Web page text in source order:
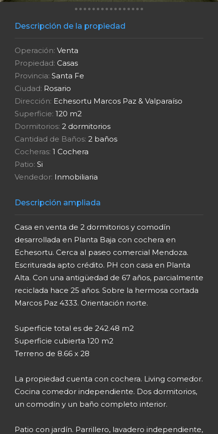
Descripción de la propiedad
Operación: Venta
Propiedad: Casas
Provincia: Santa Fe
Ciudad: Rosario
Dirección: Echesortu Marcos Paz & Valparaíso
Superficie: 120 m2
Dormitorios: 2 dormitorios
Cantidad de Baños: 2 baños
Cocheras: 1 Cochera
Patio: Si
Vendedor: Inmobiliaria
Descripción ampliada
Casa en venta de 2 dormitorios y comodín
desarrollada en Planta Baja con cochera en
Echesortu. Cerca al paseo comercial Mendoza.
Escriturada apto crédito. PH con casa en Planta
Alta. Con una antigüedad de 67 años, parcialmente
reciclada hace 25 años. Sobre la hermosa cortada
Marcos Paz 4333. Orientación norte.
Superficie total es de 242.48 m2
Superficie cubierta 120 m2
Terreno de 8.66 x 28
La propiedad cuenta con cochera. Living comedor.
Cocina comedor independiente. Dos dormitorios,
un comodín y un baño completo interior.
Patio con jardín. Parrillero, lavadero independiente,